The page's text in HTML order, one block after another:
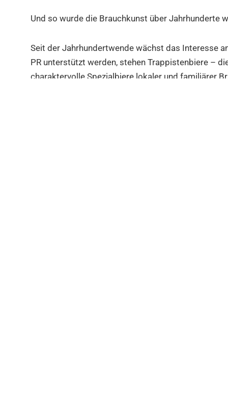
Und so wurde die Brauchkunst über Jahrhunderte
Seit der Jahrhundertwende wächst das Interesse
PR unterstützt werden, stehen Trappistenbiere –
charaktervolle Spezialbiere lokaler und familiärer